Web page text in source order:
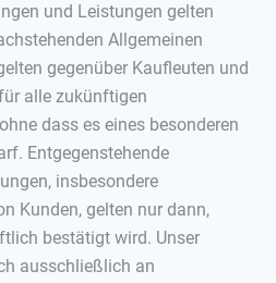
und Leistungen gelten
Allgemeinen
gegenüber Kaufleuten und
alle zukünftigen
dass es eines besonderen
Entgegenstehende
insbesondere
Kunden, gelten nur dann,
bestätigt wird. Unser
ausschließlich an